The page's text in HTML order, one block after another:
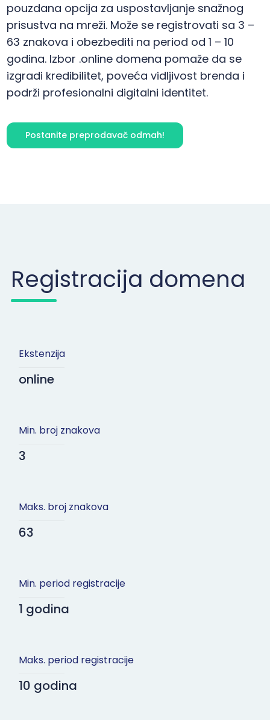
pouzdana opcija za uspostavljanje snažnog
prisustva na mreži. Može se registrovati sa 3 –
63 znakova i obezbediti na period od 1 – 10
godina. Izbor .online domena pomaže da se
izgradi kredibilitet, poveća vidljivost brenda i
podrži profesionalni digitalni identitet.
Postanite preprodavač odmah!
Registracija domena
Ekstenzija
online
Min. broj znakova
3
Maks. broj znakova
63
Min. period registracije
1 godina
Maks. period registracije
10 godina